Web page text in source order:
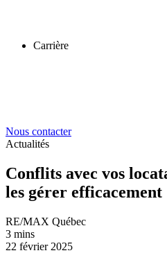
Carrière
Nous contacter
Actualités
Conflits avec vos
les gérer efficacement
RE/MAX Québec
3 mins
22 février 2025